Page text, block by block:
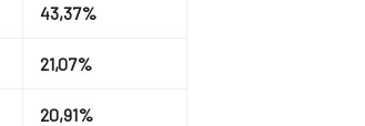
43,37%
21,07%
20,91%